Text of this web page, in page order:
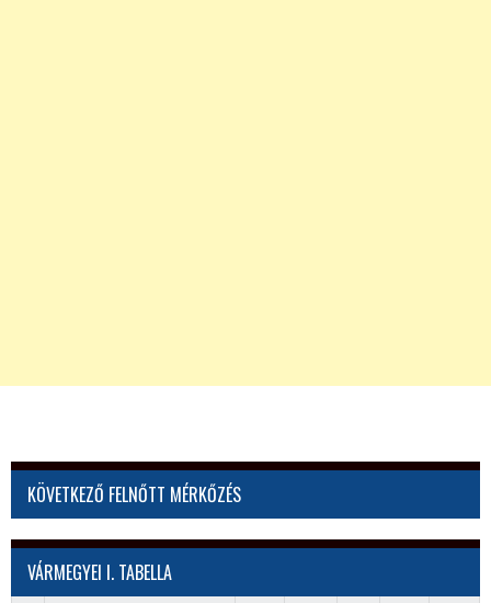
KÖVETKEZŐ FELNŐTT MÉRKŐZÉS
VÁRMEGYEI I. TABELLA